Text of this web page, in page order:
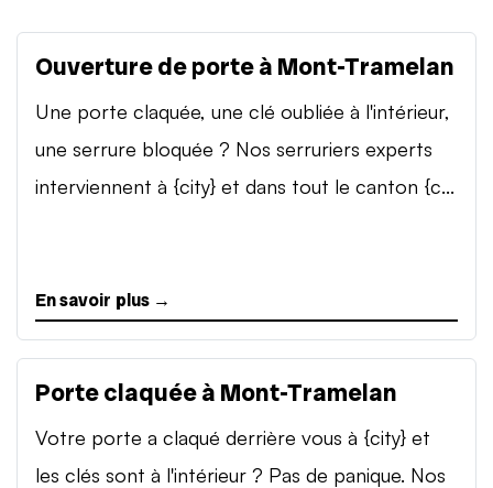
Ouverture de porte à Mont-Tramelan
Une porte claquée, une clé oubliée à l'intérieur,
une serrure bloquée ? Nos serruriers experts
interviennent à {city} et dans tout le canton {c...
En savoir plus →
Porte claquée à Mont-Tramelan
Votre porte a claqué derrière vous à {city} et
les clés sont à l'intérieur ? Pas de panique. Nos